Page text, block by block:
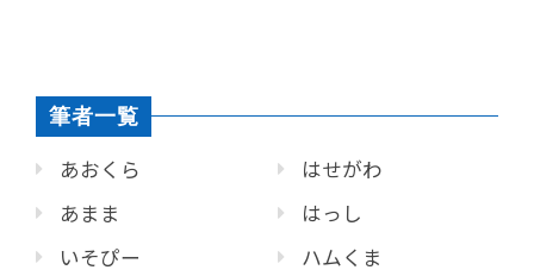
筆者一覧
あおくら
あまま
いそぴー
はせがわ
はっし
ハムくま